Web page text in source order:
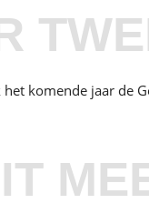
komende jaar de